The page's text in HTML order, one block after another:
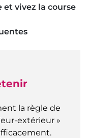
et vivez la course
la règle de
extérieur »